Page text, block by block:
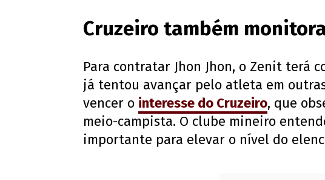
Cruzeiro também
Para contratar Jhon Jhon, o Zenit terá
já tentou avançar pelo atleta em
vencer o interesse do Cruzeiro, que
meio-campista. O clube mineiro
importante para elevar o nível do